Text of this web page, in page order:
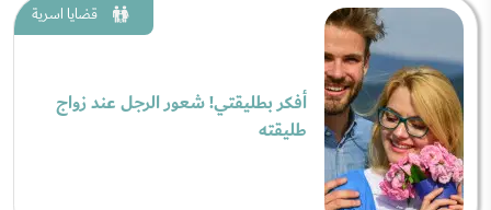
قضايا اسرية
أفكر بطليقتي! شعور الرجل عند زواج
طليقته